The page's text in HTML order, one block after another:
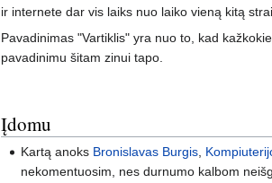
ir internete dar vis laiks nuo laiko vieną kitą
Pavadinimas "Vartiklis" yra nuo to, kad
pavadinimu šitam zinui tapo.
Įdomu
Kartą anoks Bronislavas Burgis
nekomentuosim, nes durnumo kalbom